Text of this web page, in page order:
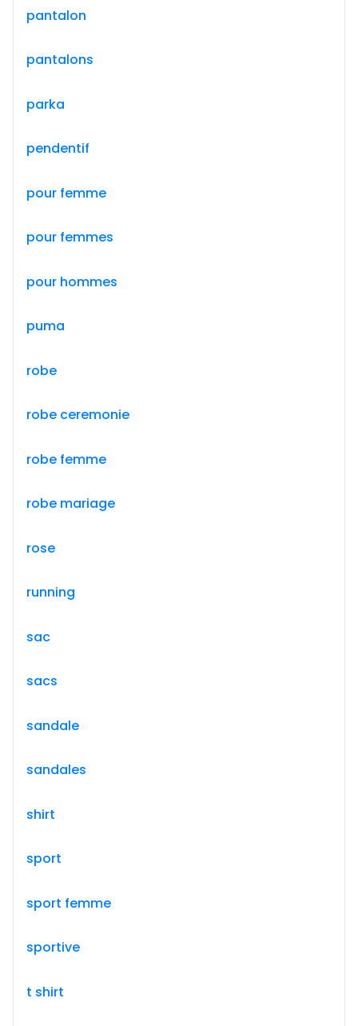
pantalon
pantalons
parka
pendentif
pour femme
pour femmes
pour hommes
puma
robe
robe ceremonie
robe femme
robe mariage
rose
running
sac
sacs
sandale
sandales
shirt
sport
sport femme
sportive
t shirt